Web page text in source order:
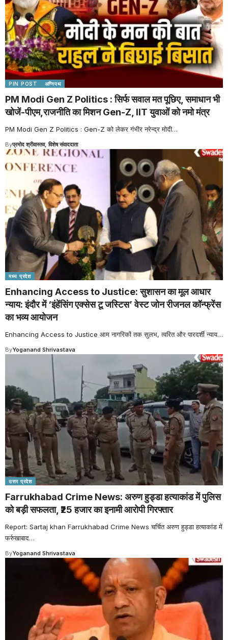
PIN POST अग्निपथ
PM Modi Gen Z Politics : सिर्फ सवाल मत पूछिए, समाधान भी
खोजें-पीएम,राजनीति का मिशन Gen-Z, IIT युवाओं को नमो मंत्र
PM Modi Gen Z Politics : Gen-Z को लेकर गंभीर नरेन्द्र मोदी…
Byप्रमोद श्रीवास्तव, विशेष संवाददाता
मध्य प्रदेश
Enhancing Access to Justice: सुशासन का मूल आधार
न्याय: इंदौर में ‘इंहेंसिंग एक्सेस टू जस्टिस’ वेस्ट जोन रीजनल कॉन्फ्रेंस
का भव्य आयोजन
Enhancing Access to Justice आम नागरिकों तक सुलभ, त्वरित और पारदर्शी न्याय…
ByYoganand Shrivastava
उत्तर प्रदेश
Farrukhabad Crime News: अरुण हुड्डा हत्याकांड में पुलिस
को बड़ी सफलता, ₹25 हजार का इनामी आरोपी गिरफ्तार
Report: Sartaj khan Farrukhabad Crime News चर्चित अरुण हुड्डा हत्याकांड में
फर्रुखाबाद…
ByYoganand Shrivastava